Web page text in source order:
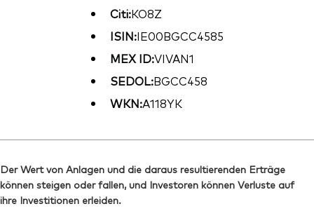
Citi:KO8Z
ISIN:IE00BGCC4585
MEX ID:VIVAN1
SEDOL:BGCC458
WKN:A118YK
Der Wert von Anlagen und die daraus resultierenden Erträge
können steigen oder fallen, und Investoren können Verluste auf
ihre Investitionen erleiden.